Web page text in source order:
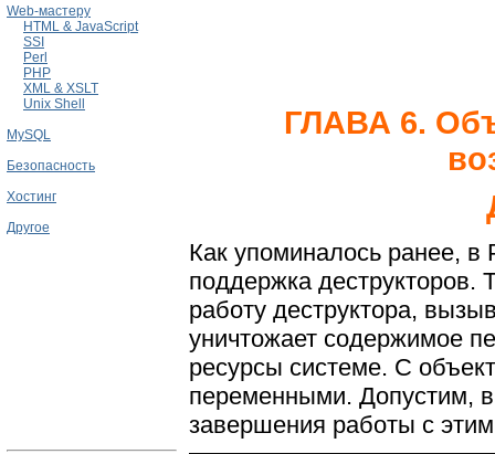
Web-мастеру
HTML & JavaScript
SSI
Perl
PHP
XML & XSLT
Unix Shell
MySQL
Безопасность
Хостинг
Другое
ГЛАВА 6.
Как упоминалось ранее, в
поддержка деструкторов.
работу деструктора,
уничтожает содержимое
ресурсы системе. С
переменными. Допустим,
завершения работы с